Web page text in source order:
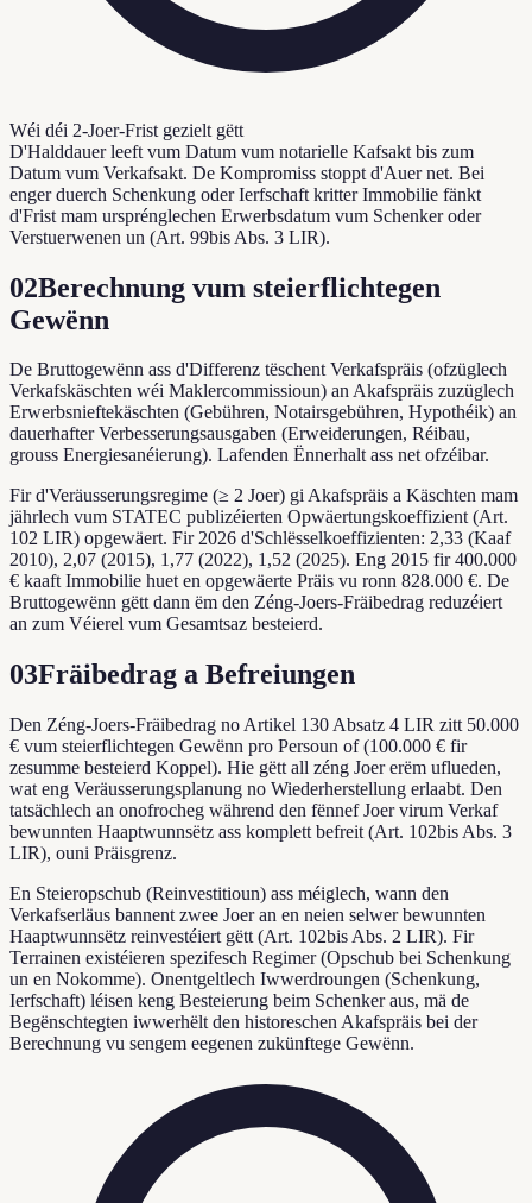
Wéi déi 2-Joer-Frist gezielt gëtt
D'Halddauer leeft vum Datum vum notarielle Kafsakt bis zum
Datum vum Verkafsakt. De Kompromiss stoppt d'Auer net. Bei
enger duerch Schenkung oder Ierfschaft kritter Immobilie fänkt
d'Frist mam ursprénglechen Erwerbsdatum vum Schenker oder
Verstuerwenen un (Art. 99bis Abs. 3 LIR).
02Berechnung vum steierflichtegen
Gewënn
De Bruttogewënn ass d'Differenz tëschent Verkafspräis (ofzüglech
Verkafskäschten wéi Maklercommissioun) an Akafspräis zuzüglech
Erwerbsnieftekäschten (Gebühren, Notairsgebühren, Hypothéik) an
dauerhafter Verbesserungsausgaben (Erweiderungen, Réibau,
grouss Energiesanéierung). Lafenden Ënnerhalt ass net ofzéibar.
Fir d'Veräusserungsregime (≥ 2 Joer) gi Akafspräis a Käschten mam
jährlech vum STATEC publizéierten Opwäertungskoeffizient (Art.
102 LIR) opgewäert. Fir 2026 d'Schlësselkoeffizienten: 2,33 (Kaaf
2010), 2,07 (2015), 1,77 (2022), 1,52 (2025). Eng 2015 fir 400.000
€ kaaft Immobilie huet en opgewäerte Präis vu ronn 828.000 €. De
Bruttogewënn gëtt dann ëm den Zéng-Joers-Fräibedrag reduzéiert
an zum Véierel vum Gesamtsaz besteierd.
03Fräibedrag a Befreiungen
Den Zéng-Joers-Fräibedrag no Artikel 130 Absatz 4 LIR zitt 50.000
€ vum steierflichtegen Gewënn pro Persoun of (100.000 € fir
zesumme besteierd Koppel). Hie gëtt all zéng Joer erëm uflueden,
wat eng Veräusserungsplanung no Wiederherstellung erlaabt. Den
tatsächlech an onofrocheg während den fënnef Joer virum Verkaf
bewunnten Haaptwunnsëtz ass komplett befreit (Art. 102bis Abs. 3
LIR), ouni Präisgrenz.
En Steieropschub (Reinvestitioun) ass méiglech, wann den
Verkafserläus bannent zwee Joer an en neien selwer bewunnten
Haaptwunnsëtz reinvestéiert gëtt (Art. 102bis Abs. 2 LIR). Fir
Terrainen existéieren spezifesch Regimer (Opschub bei Schenkung
un en Nokomme). Onentgeltlech Iwwerdroungen (Schenkung,
Ierfschaft) léisen keng Besteierung beim Schenker aus, mä de
Begënschtegten iwwerhëlt den historeschen Akafspräis bei der
Berechnung vu sengem eegenen zukünftege Gewënn.